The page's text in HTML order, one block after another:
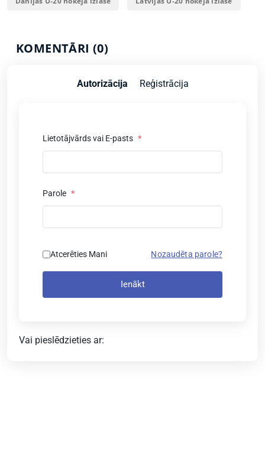
KOMENTĀRI (0)
Autorizācija Reģistrācija
Lietotājvārds vai E-pasts *
Parole *
Atcerēties Mani Nozaudēta parole?
Ienākt
Vai pieslēdzieties ar: